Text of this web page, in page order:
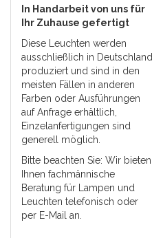
In Handarbeit von uns für
Ihr Zuhause gefertigt
Diese Leuchten werden
ausschließlich in Deutschland
produziert und sind in den
meisten Fällen in anderen
Farben oder Ausführungen
auf Anfrage erhältlich,
Einzelanfertigungen sind
generell möglich.
Bitte beachten Sie: Wir bieten
Ihnen fachmännische
Beratung für Lampen und
Leuchten telefonisch oder
per E-Mail an.